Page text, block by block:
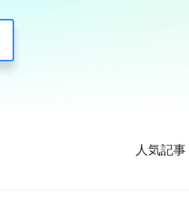
人気記事